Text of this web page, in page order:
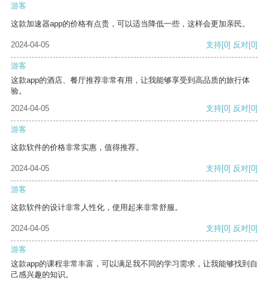
游客
这款加速器app的价格有点贵，可以适当降低一些，这样会更加亲民。
2024-04-05 支持[0] 反对[0]
游客
这款app的酒店、餐厅推荐非常有用，让我能够享受到高品质的旅行体
验。
2024-04-05
支持[0] 反对[0]
游客
这款软件的价格非常实惠，值得推荐。
2024-04-05 支持[0] 反对[0]
游客
这款软件的设计非常人性化，使用起来非常舒服。
2024-04-05 支持[0] 反对[0]
游客
这款app的课程非常丰富，可以满足我不同的学习需求，让我能够找到自
己感兴趣的知识。